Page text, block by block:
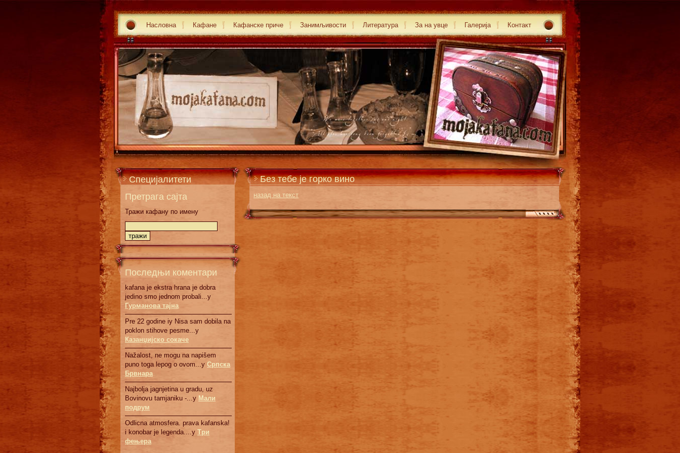
Насловна Кафане Кафанске приче Занимљивости Литература За на увце Галерија Контакт
Специјалитети
Претрага сајта
Тражи кафану по имену
Последњи коментари
kafana je ekstra hrana je dobra
jedino smo jednom probali...у
Гурманова тајна
Pre 22 godine iy Nisa sam dobila na
poklon stihove pesme...у
Казанџијско сокаче
Nažalost, ne mogu na napišem
puno toga lepog o ovom...у Српскa
Брвнaрa
Najbolja jagnjetina u gradu, uz
Bovinovu tamjaniku -...у Мали
подрум
Odlicna atmosfera. prava kafanska!
i konobar je legenda....у Три
фењера
Без тебе је горко вино
назад на текст